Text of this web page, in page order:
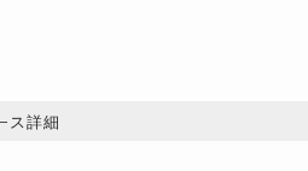
ス詳細